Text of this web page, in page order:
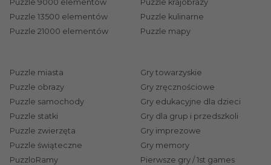
mapie dobrej zabawy!
Klocki dla małych i dużych
Wielbiciele kreatywnych klocków znajdą w
konstruktorskich. Możecie sięgnąć po ceramiczne
klockiBrick Trick z serii Travel lub twórcze projekty
budowlanez serii Harry Potter– to prawdziwa
gratka dla wielbicieli młodych czarodziejów z
Hogwartu. Oprócz kreatywnych klocków Brick
Trick polecamy Wam również przeżycie
Puzzle 9000 elementów
Puzzle 13500 elementów
Puzzle 21000 elementów
Puzzle krajobrazy
Puzzle kulinarne
Puzzle mapy
Puzzle miasta
Puzzle obrazy
Puzzle samochody
Puzzle statki
Puzzle zwierzęta
Puzzle świąteczne
PuzzloRamy
Gry towarzyskie
Gry zręcznościowe
Gry edukacyjne dla dzieci
Gry dla grup i przedszkoli
Gry imprezowe
Gry memory
Pierwsze gry / 1st games